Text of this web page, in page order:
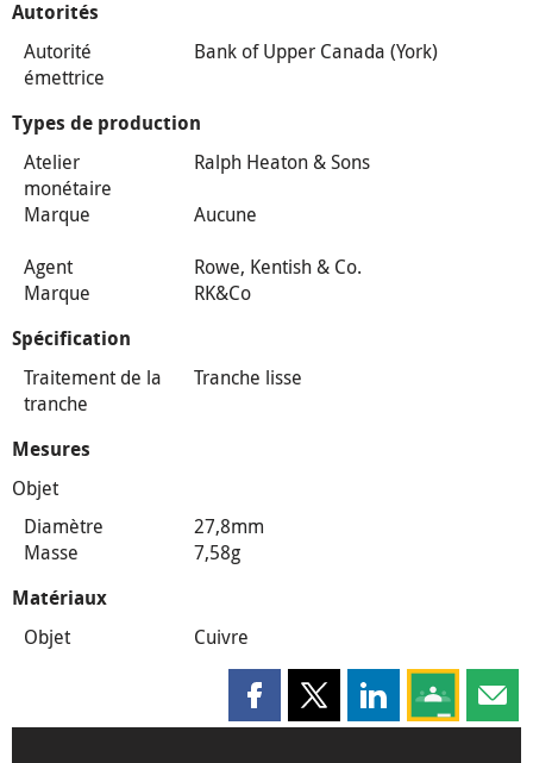
Autorités
Autorité
émettrice
Bank of Upper Canada (York)
Types de production
Atelier
monétaire
Ralph Heaton & Sons
Marque
Aucune
Agent
Rowe, Kentish & Co.
Marque
RK&Co
Spécification
Traitement de la
tranche
Tranche lisse
Mesures
Objet
Diamètre
27,8mm
Masse
7,58g
Matériaux
Objet Cuivre
Partager cette page sur
Partager cette page sur X
Partager cette
Partagez